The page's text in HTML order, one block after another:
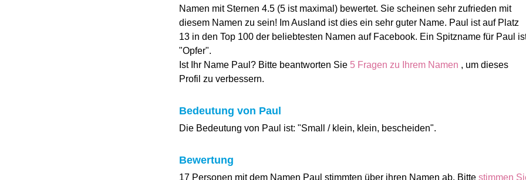
Namen mit Sternen 4.5 (5 ist maximal) bewertet. Sie scheinen sehr zufrieden mit
diesem Namen zu sein! Im Ausland ist dies ein sehr guter Name. Paul ist auf Platz
13 in den Top 100 der beliebtesten Namen auf Facebook. Ein Spitzname für Paul
"Opfer".
Ist Ihr Name Paul? Bitte beantworten Sie 5 Fragen zu Ihrem Namen , um dieses
Profil zu verbessern.
Bedeutung von Paul
Die Bedeutung von Paul ist: "Small / klein, klein, bescheiden".
Bewertung
17 Personen mit dem Namen Paul stimmten über ihren Namen ab. Bitte stimmen